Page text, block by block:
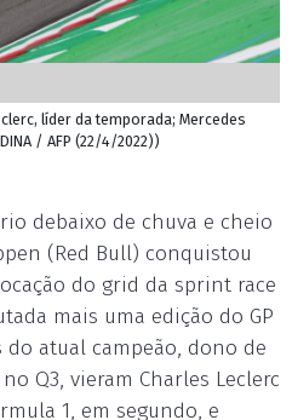
líder da temporada; Mercedes
/ AFP (22/4/2022))
debaixo de chuva e cheio
(Red Bull) conquistou
do grid da sprint race
mais uma edição do GP
do atual campeão, dono de
Q3, vieram Charles Leclerc
1, em segundo, e